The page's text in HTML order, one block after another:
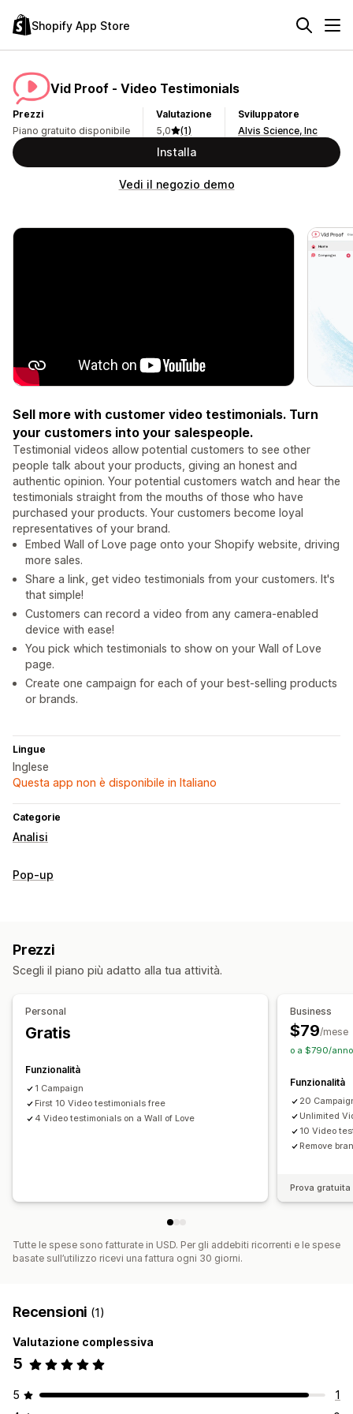
Shopify App Store
Vid Proof ‑ Video Testimonials
Prezzi
Piano gratuito disponibile
Valutazione
5,0
(1)
Sviluppatore
Alvis Science, Inc
Installa
Vedi il negozio demo
Sell more with customer video testimonials. Turn
your customers into your salespeople.
Testimonial videos allow potential customers to see other
people talk about your products, giving an honest and
authentic opinion. Your potential customers watch and hear the
testimonials straight from the mouths of those who have
purchased your products. Your customers become loyal
representatives of your brand.
Embed Wall of Love page onto your Shopify website, driving
more sales.
Share a link, get video testimonials from your customers. It's
that simple!
Customers can record a video from any camera-enabled
device with ease!
You pick which testimonials to show on your Wall of Love
page.
Create one campaign for each of your best-selling products
or brands.
Lingue
Inglese
Questa app non è disponibile in Italiano
Categorie
Analisi
Pop-up
Prezzi
Scegli il piano più adatto alla tua attività.
Personal
Gratis
Funzionalità
1 Campaign
First 10 Video testimonials free
4 Video testimonials on a Wall of Love
Business
$79/mese
o a $790/
Funzionalità
20
Unlimited
10 Video
Remove
Prova gratuita
Tutte le spese sono fatturate in USD. Per gli addebiti ricorrenti e le spese
basate sull’utilizzo ricevi una fattura ogni 30 giorni.
Recensioni (1)
Valutazione complessiva
5
5
1